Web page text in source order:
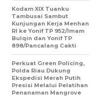
Kodam XIX Tuanku
Tambusai Sambut
Kunjungan Kerja Menhan
RI ke Yonif TP 952/Imam
Bulqin dan Yonif TP
898/Pancalang Cakti
Perkuat Green Policing,
Polda Riau Dukung
Ekspedisi Merah Putih
Presisi Melalui Pelatihan
Penanaman Mangrove